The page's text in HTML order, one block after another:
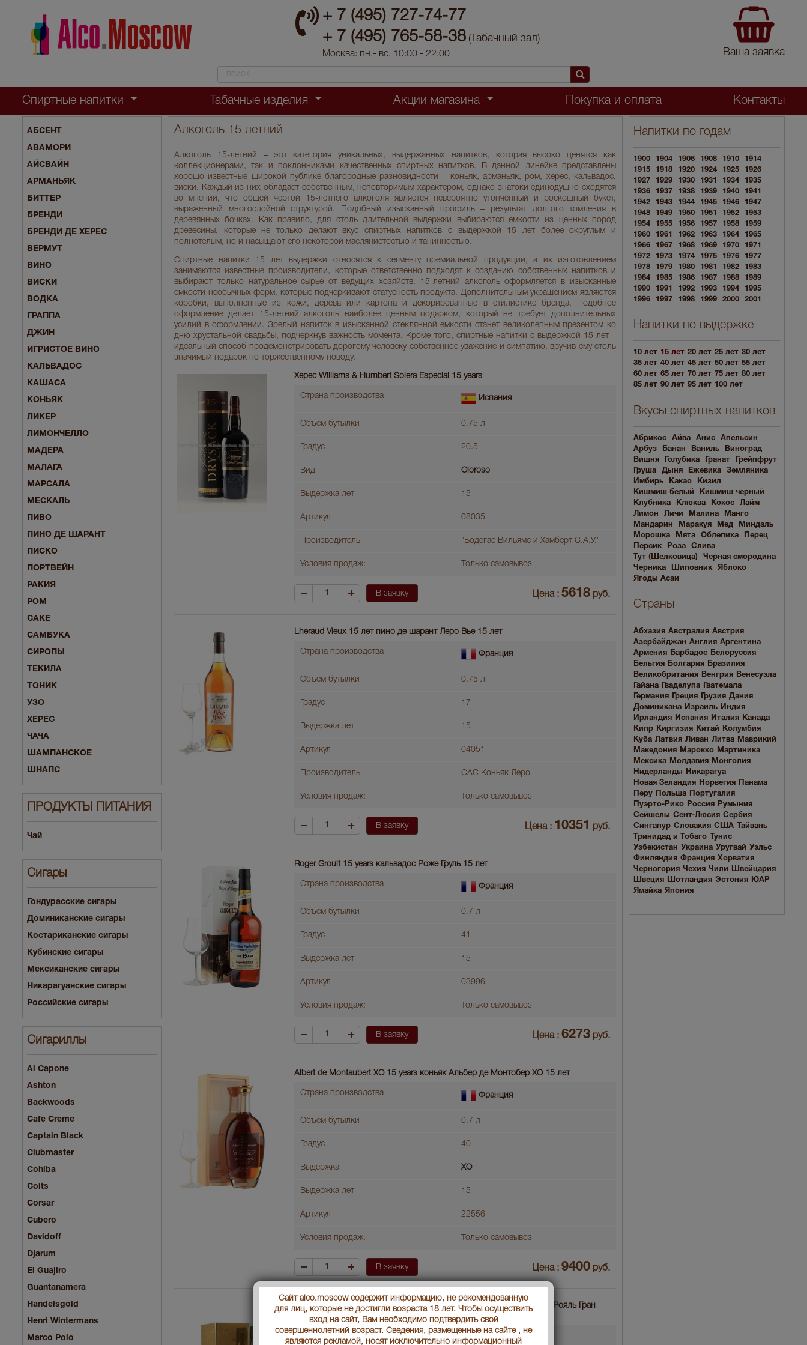
+ 7 (495) 727-74-77
+ 7 (495) 765-58-38 (Табачный зал)
Москва: пн.- вс. 10:00 - 22:00 Ваша заявка
Спиртные напитки Табачные изделия Акции магазина Покупка и оплата Контакты
АБСЕНТ
АВАМОРИ
АЙСВАЙН
АРМАНЬЯК
БИТТЕР
БРЕНДИ
БРЕНДИ ДЕ ХЕРЕС
ВЕРМУТ
ВИНО
ВИСКИ
ВОДКА
ГРАППА
ДЖИН
ИГРИСТОЕ ВИНО
КАЛЬВАДОС
КАШАСА
КОНЬЯК
ЛИКЕР
ЛИМОНЧЕЛЛО
МАДЕРА
МАЛАГА
МАРСАЛА
МЕСКАЛЬ
ПИВО
ПИНО ДЕ ШАРАНТ
ПИСКО
ПОРТВЕЙН
РАКИЯ
РОМ
САКЕ
САМБУКА
СИРОПЫ
ТЕКИЛА
ТОНИК
УЗО
ХЕРЕС
ЧАЧА
ШАМПАНСКОЕ
ШНАПС
ПРОДУКТЫ ПИТАНИЯ
Чай
Сигары
Гондурасские сигары
Доминиканские сигары
Костариканские сигары
Кубинские сигары
Мексиканские сигары
Никарагуанские сигары
Российские сигары
Сигариллы
Al Capone
Ashton
Backwoods
Cafe Creme
Captain Black
Clubmaster
Cohiba
Colts
Corsar
Cubero
Davidoff
Djarum
El Guajiro
Guantanamera
Handelsgold
Henri Wintermans
Marco Polo
Алкоголь 15 летний
Алкоголь 15-летний – это категория уникальных, выдержанных напитков, которая высоко ценятся как
коллекционерами, так и поклонниками качественных спиртных напитков. В данной линейке представлены
хорошо известные широкой публике благородные разновидности – коньяк, арманьяк, ром, херес, кальвадос,
виски. Каждый из них обладает собственным, неповторимым характером, однако знатоки единодушно сходятся
во мнении, что общей чертой 15-летнего алкоголя является невероятно утонченный и роскошный букет,
выраженный многослойной структурой. Подобный изысканный профиль – результат долгого томления в
деревянных бочках. Как правило, для столь длительной выдержки выбираются емкости из ценных пород
древесины, которые не только делают вкус спиртных напитков с выдержкой 15 лет более округлым и
полнотелым, но и насыщают его некоторой маслянистостью и танинностью.
Спиртные напитки 15 лет выдержки относятся к сегменту премиальной продукции, а их изготовлением
занимаются известные производители, которые ответственно подходят к созданию собственных напитков и
выбирают только натуральное сырье от ведущих хозяйств. 15-летний алкоголь оформляется в изысканные
емкости необычных форм, которые подчеркивают статусность продукта. Дополнительным украшением являются
коробки, выполненные из кожи, дерева или картона и декорированные в стилистике бренда. Подобное
оформление делает 15-летний алкоголь наиболее ценным подарком, который не требует дополнительных
усилий в оформлении. Зрелый напиток в изысканной стеклянной емкости станет великолепным презентом ко
дню хрустальной свадьбы, подчеркнув важность момента. Кроме того, спиртные напитки с выдержкой 15 лет –
идеальный способ продемонстрировать дорогому человеку собственное уважение и симпатию, вручив ему столь
значимый подарок по торжественному поводу.
Херес Williams & Humbert Solera Especial 15 years
Страна производства Испания
Объем бутылки 0.75 л
Градус 20.5
Вид Oloroso
Выдержка лет 15
Артикул 08035
Производитель "Бодегас Вильямс и Хамберт С.А.У."
Условия продаж: Только самовывоз
В заявку Цена : 5618 руб.
Lheraud Vieux 15 лет пино де шарант Леро Вье 15 лет
Страна производства Франция
Объем бутылки 0.75 л
Градус 17
Выдержка лет 15
Артикул 04051
Производитель САС Коньяк Леро
Условия продаж: Только самовывоз
В заявку Цена : 10351 руб.
Roger Groult 15 years кальвадос Роже Груль 15 лет
Страна производства Франция
Объем бутылки 0.7 л
Градус 41
Выдержка лет 15
Артикул 03996
Условия продаж: Только самовывоз
В заявку Цена : 6273 руб.
Albert de Montaubert XO 15 years коньяк Альбер де Монтобер ХО 15 лет
Страна производства Франция
Объем бутылки 0.7 л
Градус 40
Выдержка XO
Выдержка лет 15
Артикул 22556
Условия продаж: Только самовывоз
В заявку Цена : 9400 руб.
Daniel Bouju Royal Grand Champagne gift box коньяк Даниель Бужу Рояль Гран
Шампань п/у
Страна производства Франция
Напитки по годам
1900 1904 1906 1908 1910
1914
1915
1918 1920 1924 1925
1926
1927
1929 1930 1931 1934
1935
1936
1937 1938 1939 1940
1941
1942
1943 1944 1945 1946
1947
1948
1949 1950 1951 1952
1953
1954
1955 1956 1957 1958
1959
1960
1961 1962 1963 1964
1965
1966
1967 1968 1969 1970
1971
1972
1973 1974 1975 1976
1977
1978
1979 1980 1981 1982
1983
1984
1985 1986 1987 1988
1989
1990
1991 1992 1993 1994
1995
1996
1997 1998 1999 2000 2001
Напитки по выдержке
10 лет 15 лет 20 лет 25 лет 30 лет
35 лет 40 лет 45 лет 50 лет 55 лет
60 лет 65 лет 70 лет 75 лет 80 лет
85 лет 90 лет 95 лет 100 лет
Вкусы спиртных напитков
Абрикос Айва Анис
Апельсин
Арбуз
Банан Ваниль
Виноград
Вишня
Голубика Гранат
Грейпфрут
Груша
Дыня Ежевика
Земляника
Имбирь
Какао
Кизил
Кишмиш белый
Кишмиш черный
Клубника
Клюква Кокос
Лайм
Лимон
Личи Малина
Манго
Мандарин
Маракуя Мед
Миндаль
Морошка
Мята Облепиха
Перец
Персик
Роза
Слива
Тут (Шелковица)
Черная смородина
Черника
Шиповник
Яблоко
Ягоды Асаи
Страны
Абхазия Австралия Австрия
Азербайджан
Англия Аргентина
Армения
Барбадос
Белоруссия
Бельгия
Болгария
Бразилия
Великобритания
Венгрия
Венесуэла
Гайана
Гваделупа
Гватемала
Германия
Греция Грузия Дания
Доминикана
Израиль
Индия
Ирландия
Испания Италия
Канада
Кипр
Киргизия Китай
Колумбия
Куба Латвия Ливан Литва
Маврикий
Македония
Марокко
Мартиника
Мексика
Молдавия
Монголия
Нидерланды
Никарагуа
Новая Зеландия
Норвегия
Панама
Перу
Польша
Португалия
Пуэрто-Рико
Россия
Румыния
Сейшелы
Сент-Люсия Сербия
Сингапур Словакия США
Тайвань
Тринидад и Тобаго
Тунис
Узбекистан
Украина Уругвай
Уэльс
Финляндия Франция Хорватия
Черногория Чехия Чили
Швейцария
Швеция
Шотландия Эстония
ЮАР
Ямайка Япония
Сайт alco.moscow содержит информацию, не рекомендованную
для лиц, которые не достигли возраста 18 лет. Чтобы осуществить
вход на сайт, Вам необходимо подтвердить свой
совершеннолетний возраст. Сведения, размещенные на сайте , не
являются рекламой, носят исключительно информационный